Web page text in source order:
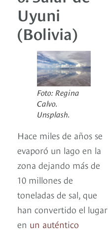
Uyuni
(Bolivia)
Foto: Regina
Calvo.
Unsplash.
Hace miles de años se
evaporó un lago en la
zona dejando más de
10 millones de
toneladas de sal, que
han convertido el lugar
en un auténtico